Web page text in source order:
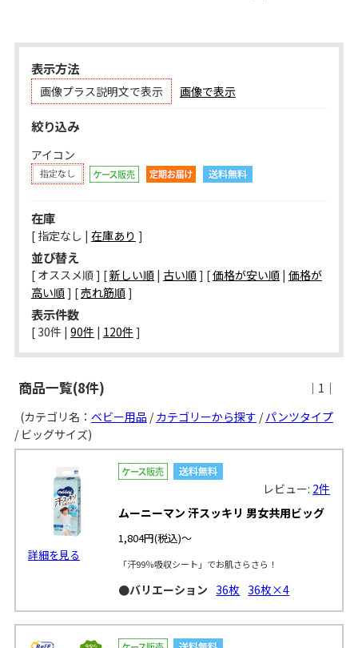
表示方法
画像プラス説明文で表示 画像で表示
絞り込み
アイコン
在庫
[ 指定なし | 在庫あり ]
並び替え
[ オススメ順 ] [新しい順| 古い順] [価格が安い順| 価格が
高い順] [売れ筋順]
表示件数
[ 30件 | 90件 | 120件 ]
商品一覧(8件)
｜1｜
(カテゴリ名： ベビー用品 /カテゴリーから探す /パンツタイプ
/ ビッグサイズ)
詳細を見る
レビュー: 2件
ムーニーマン 汗スッキリ 男女共用ビッグ
1,804円(税込)～
「汗99％吸収シート」でお肌さらさら！
●バリエーション 36枚 36枚×4